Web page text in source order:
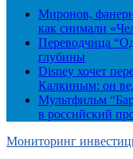
Миронов,
как снимали
Переводчица
глубины
Disney хочет
Калкиным: он
Мультфильм
в российский
Мониторинг